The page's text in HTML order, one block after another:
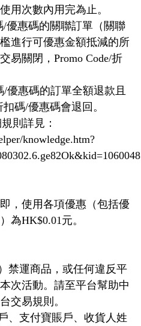
用次數內用完為止。
/優惠碼的關聯訂單（關聯
進行可優惠金額抵減的所
易關閉，Promo Code/折
/優惠碼的訂單全額退款且
碼/優惠碼會退回。
則詳見：
knowledge.htm?
，使用各項優惠（包括優
為HK$0.01 元。
禁運商品，或任何違反平
次活動。請至平台幫助中
交易規則。
、支付寶賬戶、收貨人姓